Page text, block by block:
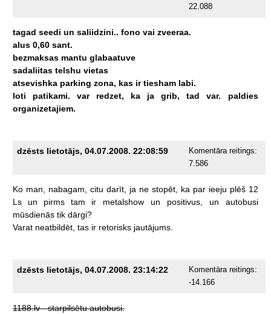
22.088
tagad seedi un saliidzini.. fono vai zveeraa.
alus 0,60 sant.
bezmaksas mantu glabaatuve
sadaliitas telshu vietas
atsevishka parking zona, kas ir tiesham labi.
loti
patikami. var redzet, ka ja grib, tad var.
paldies
organizetajiem.
dzēsts lietotājs, 04.07.2008. 22:08:59
Komentāra reitings:
7.586
Ko man, nabagam, citu darīt, ja ne stopēt, ka par ieeju plēš 12
Ls
un pirms tam ir metalshow un positivus, un
autobusi
mūsdienās tik dārgi?
Varat neatbildēt, tas ir retorisks jautājums.
dzēsts lietotājs, 04.07.2008. 23:14:22
Komentāra reitings:
-14.166
1188.lv - starpilsētu autobusi.